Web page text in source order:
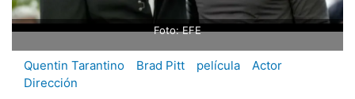
Foto: EFE
Quentin Tarantino Brad Pitt película
Actor
Dirección